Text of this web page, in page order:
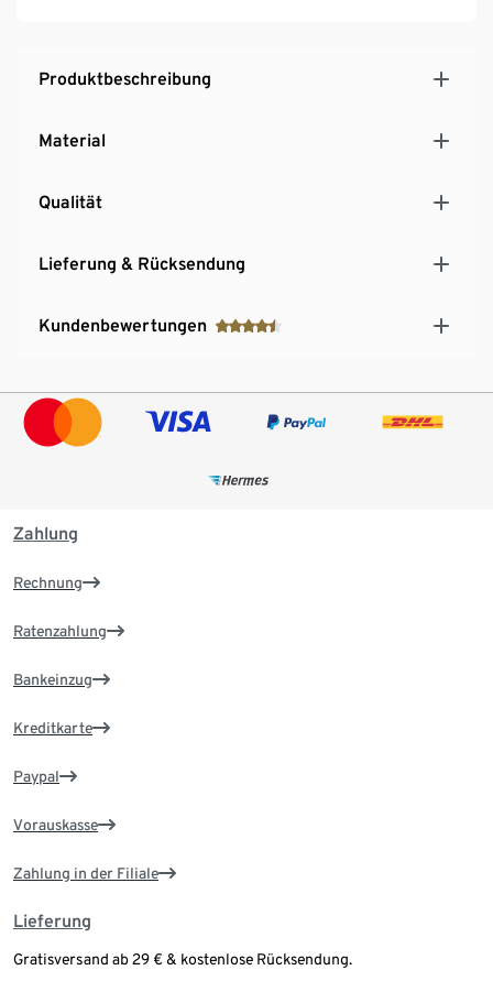
Produktbeschreibung
Material
Qualität
Lieferung & Rücksendung
Kundenbewertungen
Zahlung
Rechnung
Ratenzahlung
Bankeinzug
Kreditkarte
Paypal
Vorauskasse
Zahlung in der Filiale
Lieferung
Gratisversand ab 29 € & kostenlose Rücksendung.